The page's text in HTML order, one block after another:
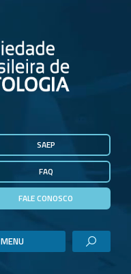
SAEP
FAQ
FALE CONOSCO
MENU